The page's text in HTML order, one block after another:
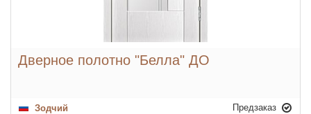
Дверное полотно "Белла" ДО
Зодчий
Предзаказ